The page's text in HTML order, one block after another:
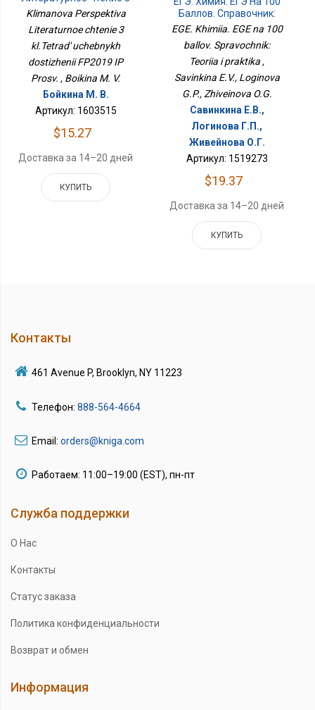
Кл.Тетрадь Учебных
Достижений ФП2019 ИП
Просв.
Klimanova Perspektiva
Literaturnoe chtenie 3
kl.Tetrad' uchebnykh
dostizhenii FP2019 IP
Prosv. , Boikina M. V.
Бойкина М. В.
Артикул: 1603515
$15.27
Доставка за 14–20 дней
КУПИТЬ
Баллов. Справочник:
Теория И Практика
EGE. Khimiia. EGE na 100
ballov. Spravochnik:
Teoriia i praktika ,
Savinkina E.V., Loginova
G.P., Zhiveinova O.G.
Савинкина Е.В.,
Логинова Г.П.,
Живейнова О.Г.
Артикул: 1519273
$19.37
Доставка за 14–20 дней
КУПИТЬ
Контакты
461 Avenue P, Brooklyn, NY 11223
Телефон: 888-564-4664
Email: orders@kniga.com
Работаем: 11:00–19:00 (EST), пн-пт
Служба поддержки
О Нас
Контакты
Статус заказа
Политика конфиденциальности
Возврат и обмен
Информация